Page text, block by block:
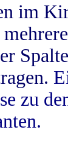
im
zu